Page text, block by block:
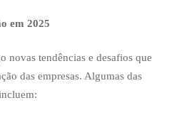
em 2025
novas tendências e desafios que
das empresas. Algumas das